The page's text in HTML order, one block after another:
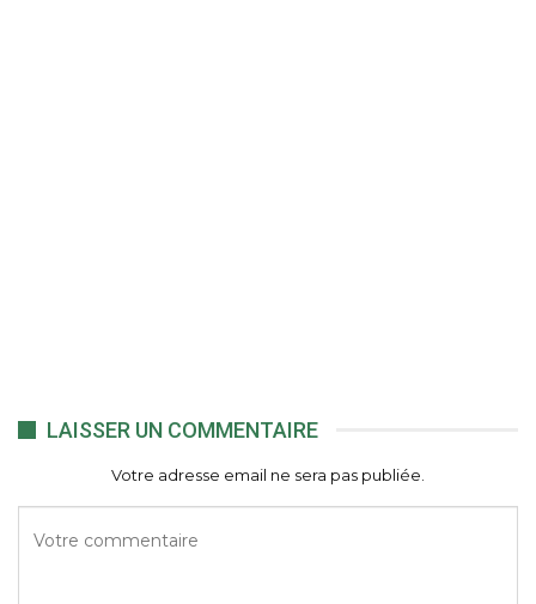
LAISSER UN COMMENTAIRE
Votre adresse email ne sera pas publiée.